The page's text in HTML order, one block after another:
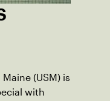
(USM) is
with